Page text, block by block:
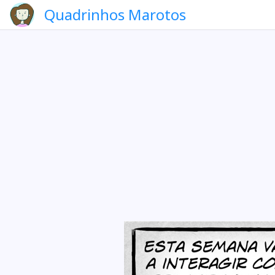
Quadrinhos Marotos